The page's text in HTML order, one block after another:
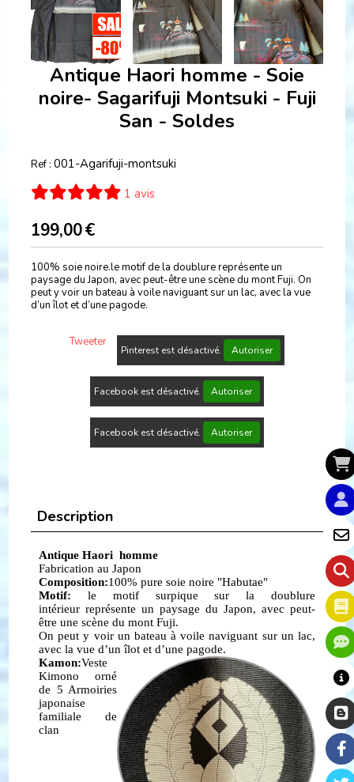
Antique Haori homme - Soie
noire- Sagarifuji Montsuki - Fuji
San - Soldes
Ref : 001-Agarifuji-montsuki
1 avis
199,00€
100% soie noire.le motif de la doublure représente un
paysage du Japon, avec peut-être une scène du mont Fuji. On
peut y voir un bateau à voile naviguant sur un lac, avec la vue
d’un îlot et d’une pagode.
Tweeter
Pinterest est désactivé. Autoriser
Facebook est désactivé. Autoriser
Facebook est désactivé. Autoriser
Description
Antique Haori homme
Fabrication au Japon
Composition:100% pure soie noire "Habutae"
Motif: le motif surpique sur la doublure
intérieur représente un paysage du Japon, avec peut-
être une scène du mont Fuji.
On peut y voir un bateau à voile naviguant sur un lac,
avec la vue d’un îlot et d’une pagode.
Kamon:Veste
Kimono orné
de 5 Armoiries
japonaise
familiale de
clan